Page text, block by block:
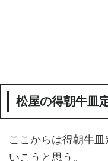
松屋の得朝牛皿
ここからは得朝牛
いこうと思う。